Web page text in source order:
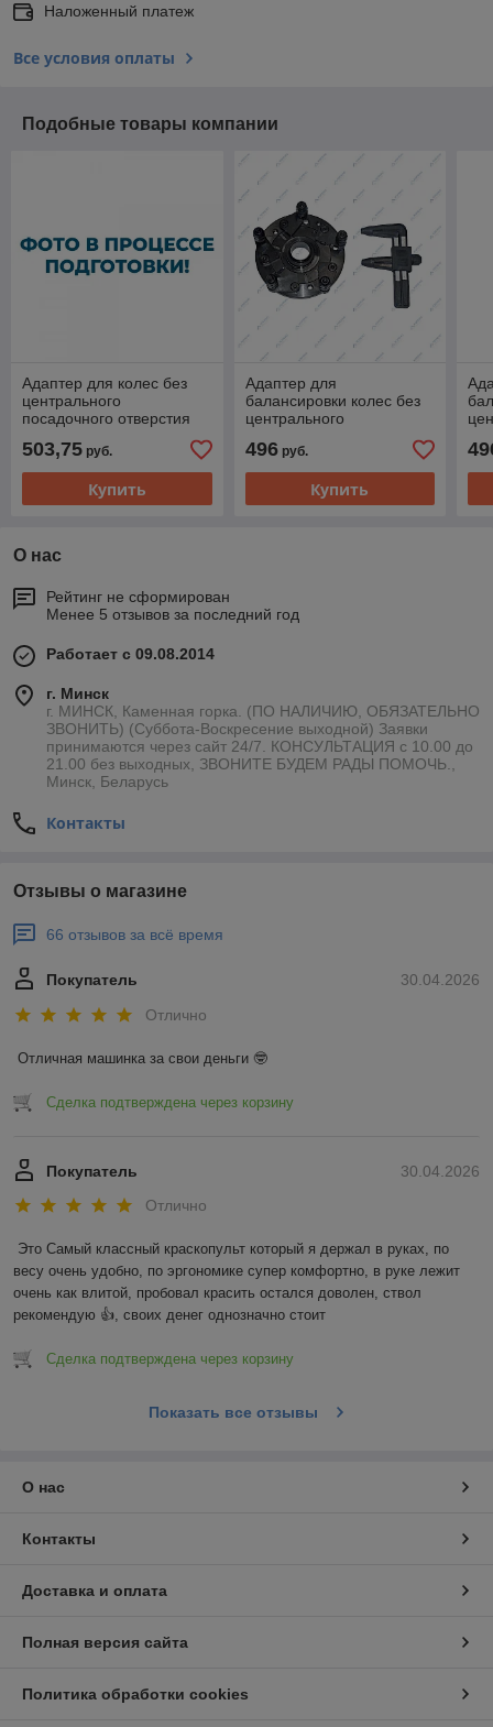
Наложенный платеж
Все условия оплаты
Подобные товары компании
Адаптер для колес без
центрального
посадочного отверстия
503,75 руб.
Купить
Адаптер для
балансировки колес без
центрального
D36 мм для CB910
Хорекс Авто
496руб.
Купить
О нас
Рейтинг не сформирован
Менее 5 отзывов за последний год
Работает с 09.08.2014
г. Минск
г. МИНСК, Каменная горка. (ПО НАЛИЧИЮ, ОБЯЗАТЕЛЬНО
ЗВОНИТЬ) (Суббота-Воскресение выходной) Заявки
принимаются через сайт 24/7. КОНСУЛЬТАЦИЯ с 10.00 до
21.00 без выходных, ЗВОНИТЕ БУДЕМ РАДЫ ПОМОЧЬ.,
Минск, Беларусь
Контакты
Отзывы о магазине
66 отзывов за всё время
30.04.2026
Покупатель
Отлично
Отличная машинка за свои деньги 🤓
Сделка подтверждена через корзину
30.04.2026
Покупатель
Отлично
Это Самый классный краскопульт который я держал в руках, по
весу очень удобно, по эргономике супер комфортно, в руке лежит
очень как влитой, пробовал красить остался доволен, ствол
рекомендую 👍, своих денег однозначно стоит
Сделка подтверждена через корзину
Показать все отзывы
О нас
Контакты
Доставка и оплата
Полная версия сайта
Политика обработки cookies